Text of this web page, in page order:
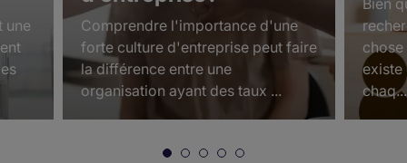
une
Comprendre l'importance d'une
forte culture d'entreprise peut faire
la différence entre une
organisation ayant des taux ...
Bien
existe
chaq...